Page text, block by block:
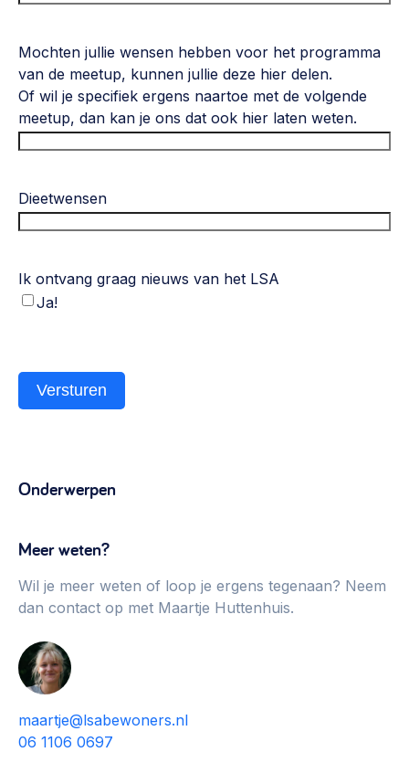
Mochten jullie wensen hebben voor het programma
van de meetup, kunnen jullie deze hier delen.
Of wil je specifiek ergens naartoe met de volgende
meetup, dan kan je ons dat ook hier laten weten.
Dieetwensen
Ik ontvang graag nieuws van het LSA
Ja!
Versturen
Onderwerpen
Meer weten?
Wil je meer weten of loop je ergens tegenaan? Neem
dan contact op met Maartje Huttenhuis.
maartje@lsabewoners.nl
06 1106 0697